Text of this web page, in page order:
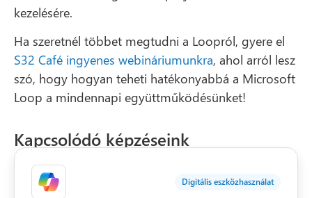
kezelésére.
Ha szeretnél többet megtudni a Loopról, gyere el
S32 Café ingyenes webináriumunkra, ahol arról lesz
szó, hogy hogyan teheti hatékonyabbá a Microsoft
Loop a mindennapi együttműködésünket!
Kapcsolódó képzéseink
Digitális eszközhasználat